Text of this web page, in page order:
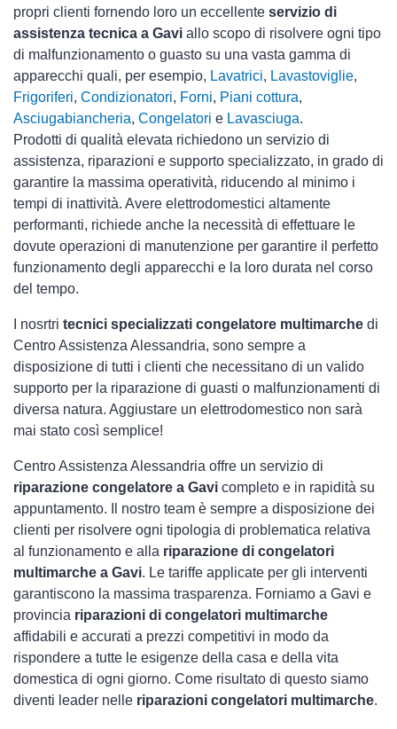
propri clienti fornendo loro un eccellente servizio di
assistenza tecnica a Gavi allo scopo di risolvere ogni tipo
di malfunzionamento o guasto su una vasta gamma di
apparecchi quali, per esempio, Lavatrici, Lavastoviglie,
Frigoriferi, Condizionatori, Forni, Piani cottura,
Asciugabiancheria, Congelatori e Lavasciuga.
Prodotti di qualità elevata richiedono un servizio di
assistenza, riparazioni e supporto specializzato, in grado di
garantire la massima operatività, riducendo al minimo i
tempi di inattività. Avere elettrodomestici altamente
performanti, richiede anche la necessità di effettuare le
dovute operazioni di manutenzione per garantire il perfetto
funzionamento degli apparecchi e la loro durata nel corso
del tempo.
I nosrtri tecnici specializzati congelatore multimarche di
Centro Assistenza Alessandria, sono sempre a
disposizione di tutti i clienti che necessitano di un valido
supporto per la riparazione di guasti o malfunzionamenti di
diversa natura. Aggiustare un elettrodomestico non sarà
mai stato così semplice!
Centro Assistenza Alessandria offre un servizio di
riparazione congelatore a Gavi completo e in rapidità su
appuntamento. Il nostro team è sempre a disposizione dei
clienti per risolvere ogni tipologia di problematica relativa
al funzionamento e alla riparazione di congelatori
multimarche a Gavi. Le tariffe applicate per gli interventi
garantiscono la massima trasparenza. Forniamo a Gavi e
provincia riparazioni di congelatori multimarche
affidabili e accurati a prezzi competitivi in modo da
rispondere a tutte le esigenze della casa e della vita
domestica di ogni giorno. Come risultato di questo siamo
diventi leader nelle riparazioni congelatori multimarche.